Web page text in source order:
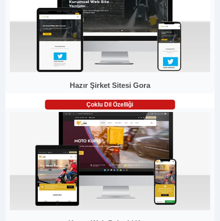
Hazır Şirket Sitesi Gora
Çoklu Dil Özelliği